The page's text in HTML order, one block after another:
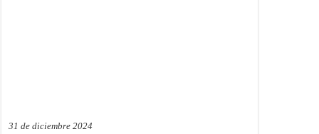
31 de diciembre 2024